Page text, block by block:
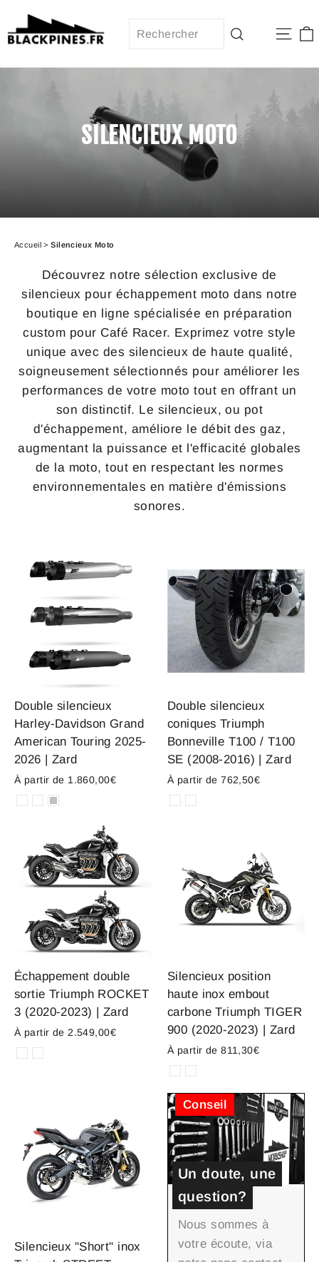
au
contenu
SILENCIEUX MOTO
Accueil >Silencieux Moto
Découvrez notre sélection exclusive de
silencieux pour échappement moto dans notre
boutique en ligne spécialisée en préparation
custom pour Café Racer. Exprimez votre style
unique avec des silencieux de haute qualité,
soigneusement sélectionnés pour améliorer les
performances de votre moto tout en offrant un
son distinctif. Le silencieux, ou pot
d'échappement, améliore le débit des gaz,
augmentant la puissance et l'efficacité globales
de la moto, tout en respectant les normes
environnementales en matière d'émissions
sonores.
Double silencieux
Harley-Davidson Grand
American Touring 2025-
2026 | Zard
À partir de 1.860,00€
Double silencieux
coniques Triumph
Bonneville T100 / T100
SE (2008-2016) | Zard
À partir de 762,50€
Échappement double
sortie Triumph ROCKET
3 (2020-2023) | Zard
À partir de 2.549,00€
Silencieux position
haute inox embout
carbone Triumph TIGER
900 (2020-2023) | Zard
À partir de 811,30€
Silencieux "Short" inox
Conseil
Un doute, une
question?
Nous sommes à
votre écoute, via